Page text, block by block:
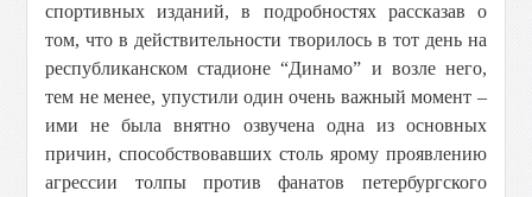
спортивных изданий, в подробностях рассказав о
том, что в действительности творилось в тот день на
республиканском стадионе “Динамо” и возле него,
тем не менее, упустили один очень важный момент –
ими не была внятно озвучена одна из основных
причин, способствовавших столь ярому проявлению
агрессии толпы против фанатов петербургского